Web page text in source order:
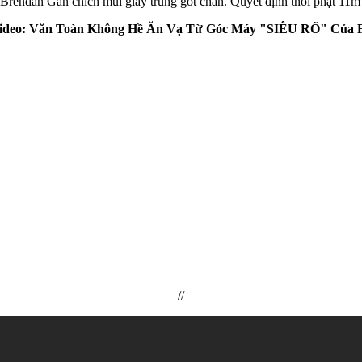
Văn Toàn Không Hề Ăn Vạ Từ Góc Máy "SIÊU RÕ" Của
//